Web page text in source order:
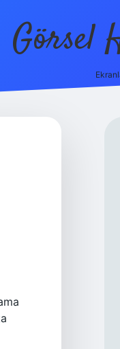
Görsel